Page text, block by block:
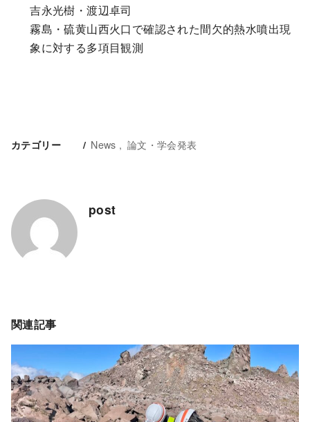
吉永光樹・渡辺卓司
霧島・硫黄山西火口で確認された間欠的熱水噴出現
象に対する多項目観測
カテゴリー News 論文・学会発表
post
関連記事